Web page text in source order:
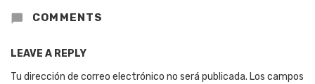
COMMENTS
LEAVE A REPLY
Tu dirección de correo electrónico no será publicada. Los campos